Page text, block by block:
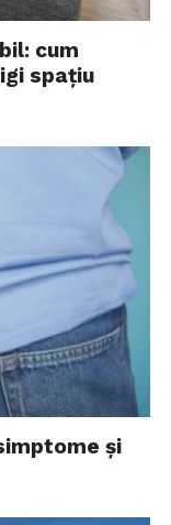
cum
spațiu
și